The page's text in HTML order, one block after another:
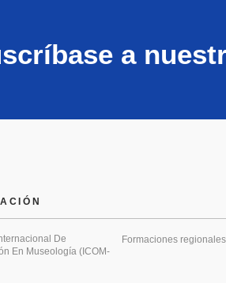
a
De
En Museología (ICOM-
Formaciones regionales